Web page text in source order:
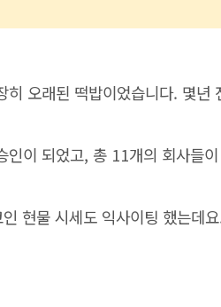
오래된 떡밥이었습니다. 몇년
이 되었고, 총 11개의 회사들
현물 시세도 익사이팅 했는데